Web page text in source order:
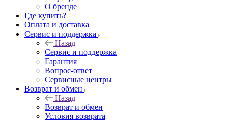
О бренде
Где купить?
Оплата и доставка
Сервис и поддержка
Назад
Сервис и поддержка
Гарантия
Вопрос-ответ
Сервисные центры
Возврат и обмен
Назад
Возврат и обмен
Условия возврата